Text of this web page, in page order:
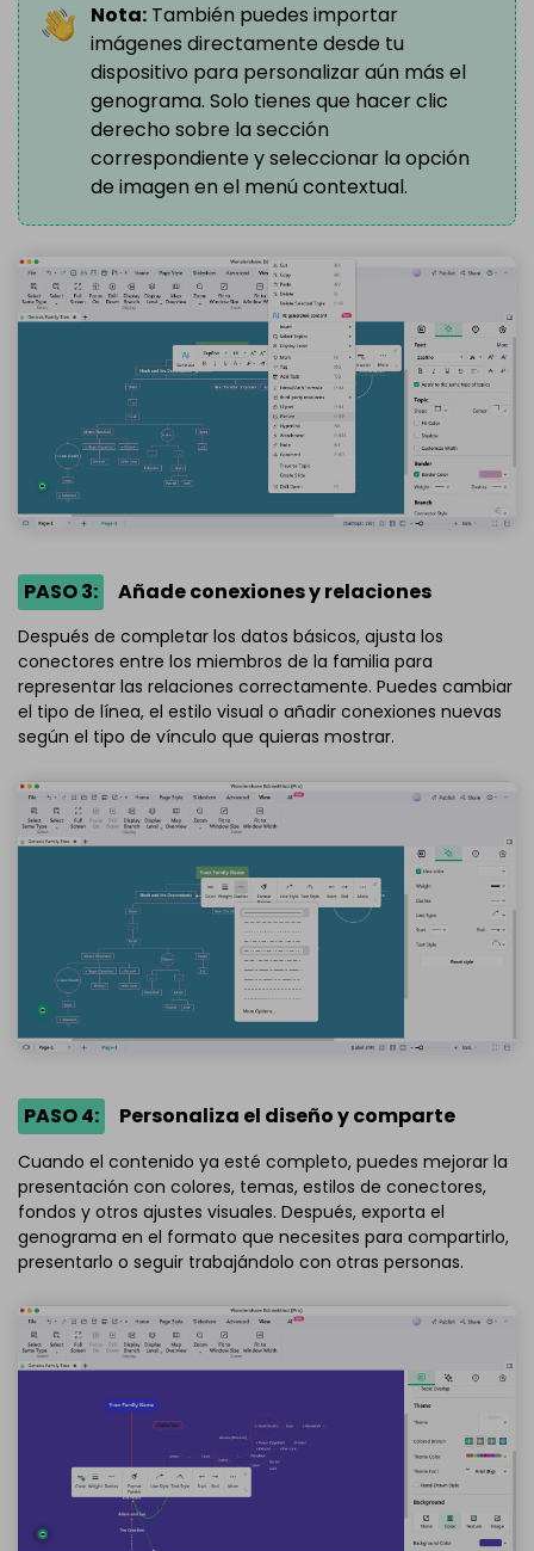
Nota:También puedes importar
imágenes directamente desde tu
dispositivo para personalizar aún más el
genograma. Solo tienes que hacer clic
derecho sobre la sección
correspondiente y seleccionar la opción
de imagen en el menú contextual.
PASO 3: Añade conexiones y relaciones
Después de completar los datos básicos, ajusta los
conectores entre los miembros de la familia para
representar las relaciones correctamente. Puedes cambiar
el tipo de línea, el estilo visual o añadir conexiones nuevas
según el tipo de vínculo que quieras mostrar.
PASO 4: Personaliza el diseño y comparte
Cuando el contenido ya esté completo, puedes mejorar la
presentación con colores, temas, estilos de conectores,
fondos y otros ajustes visuales. Después, exporta el
genograma en el formato que necesites para compartirlo,
presentarlo o seguir trabajándolo con otras personas.